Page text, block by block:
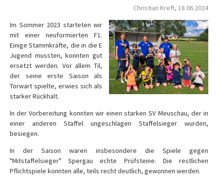
Christian Kreft, 18.06.2024
Im Sommer 2023 starteten wir
mit einer neuformierten F1.
Einige Stammkräfte, die in die E
Jugend mussten, konnten gut
ersetzt werden. Vor allem Til,
der seine erste Saison als
Torwart spielte, erwies sich als
starker Rückhalt.
In der Vorbereitung konnten wir einen starken SV Meuschau, der in
einer anderen Staffel ungeschlagen Staffelsieger wurden,
besiegen.
In der Saison waren insbesondere die Spiele gegen
"Mitstaffelsieger" Spergau echte Prüfsteine. Die restlichen
Pflichtspiele konnten alle, teils recht deutlich, gewonnen werden.